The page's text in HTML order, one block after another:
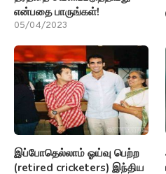
என்பதை பாருங்கள்!
05/04/2023
இப்போதெல்லாம் ஓய்வு பெற்ற
(retired cricketers) இந்திய